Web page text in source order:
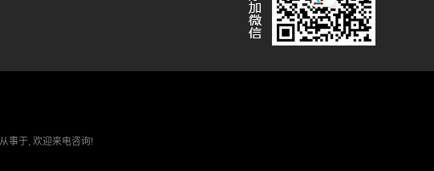
事于, 欢迎来电咨询!